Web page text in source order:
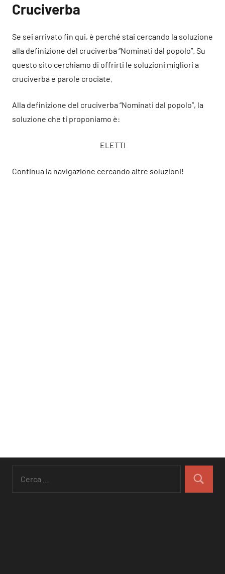
Cruciverba
Se sei arrivato fin qui, è perché stai cercando la soluzione
alla definizione del cruciverba “Nominati dal popolo”. Su
questo sito cerchiamo di offrirti le soluzioni migliori a
cruciverba e parole crociate.
Alla definizione del cruciverba “Nominati dal popolo”, la
soluzione che ti proponiamo è:
ELETTI
Continua la navigazione cercando altre soluzioni!